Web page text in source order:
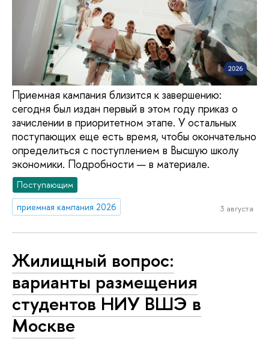
Приемная кампания близится к завершению:
сегодня был издан первый в этом году приказ о
зачислении в приоритетном этапе. У остальных
поступающих еще есть время, чтобы окончательно
определиться с поступлением в Высшую школу
экономики. Подробности — в материале.
Поступающим
приемная кампания 2026
3 августа
Жилищный вопрос:
варианты размещения
студентов НИУ ВШЭ в
Москве